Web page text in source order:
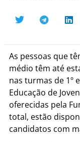
As pessoas que
médio têm até
nas turmas de 1º
Educação de
oferecidas pela
total, estão
candidatos com